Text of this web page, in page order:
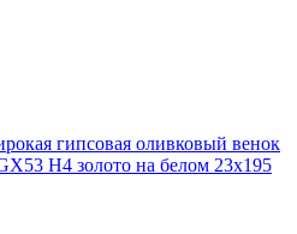
гипсовая оливковый венок
H4 золото на белом 23х195